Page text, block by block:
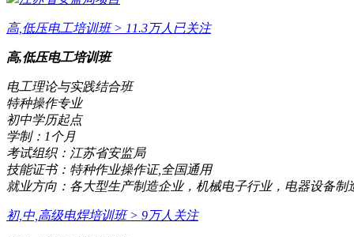
高,低压电工培训班> 11.3万人已关注
高,低压电工培训班
电工理论与实践结合班
特种操作专业
初中学历起点
学制： 1个月
考试组织： 江苏省安监局
技能证书： 特种作业操作证,全国通用
就业方向： 各大型生产制造企业，机械电子行业，电器设备制
初,中,高级电焊培训班> 9万人关注